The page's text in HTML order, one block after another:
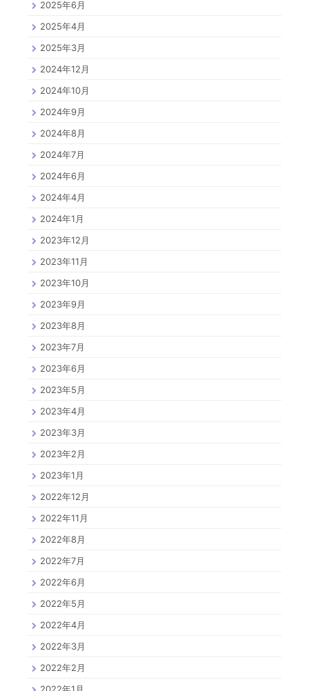
2025年6月
2025年4月
2025年3月
2024年12月
2024年10月
2024年9月
2024年8月
2024年7月
2024年6月
2024年4月
2024年1月
2023年12月
2023年11月
2023年10月
2023年9月
2023年8月
2023年7月
2023年6月
2023年5月
2023年4月
2023年3月
2023年2月
2023年1月
2022年12月
2022年11月
2022年8月
2022年7月
2022年6月
2022年5月
2022年4月
2022年3月
2022年2月